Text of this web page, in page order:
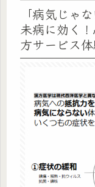
「病気じゃ
未病に効く
方サービス